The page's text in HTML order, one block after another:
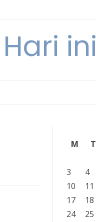
ini
M
T
3
4
10
11
17
18
24
25